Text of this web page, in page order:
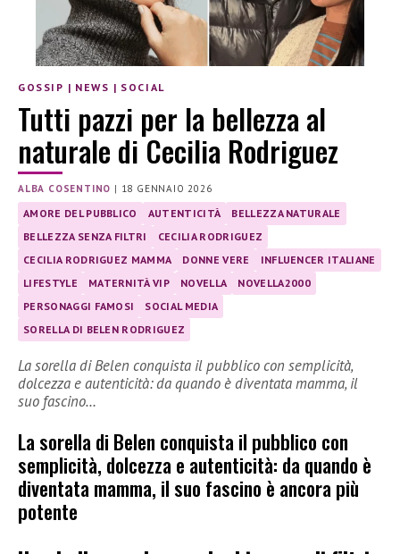
GOSSIP | NEWS | SOCIAL
Tutti pazzi per la bellezza al
naturale di Cecilia Rodriguez
ALBA COSENTINO | 18 GENNAIO 2026
AMORE DEL PUBBLICO AUTENTICITÀ
BELLEZZA NATURALE
BELLEZZA SENZA FILTRI
CECILIA RODRIGUEZ
CECILIA RODRIGUEZ MAMMA
DONNE VERE
INFLUENCER ITALIANE
LIFESTYLE
MATERNITÀ VIP NOVELLA
NOVELLA2000
PERSONAGGI FAMOSI
SOCIAL MEDIA
SORELLA DI BELEN RODRIGUEZ
La sorella di Belen conquista il pubblico con semplicità,
dolcezza e autenticità: da quando è diventata mamma, il
suo fascino…
La sorella di Belen conquista il pubblico con
semplicità, dolcezza e autenticità: da quando è
diventata mamma, il suo fascino è ancora più
potente